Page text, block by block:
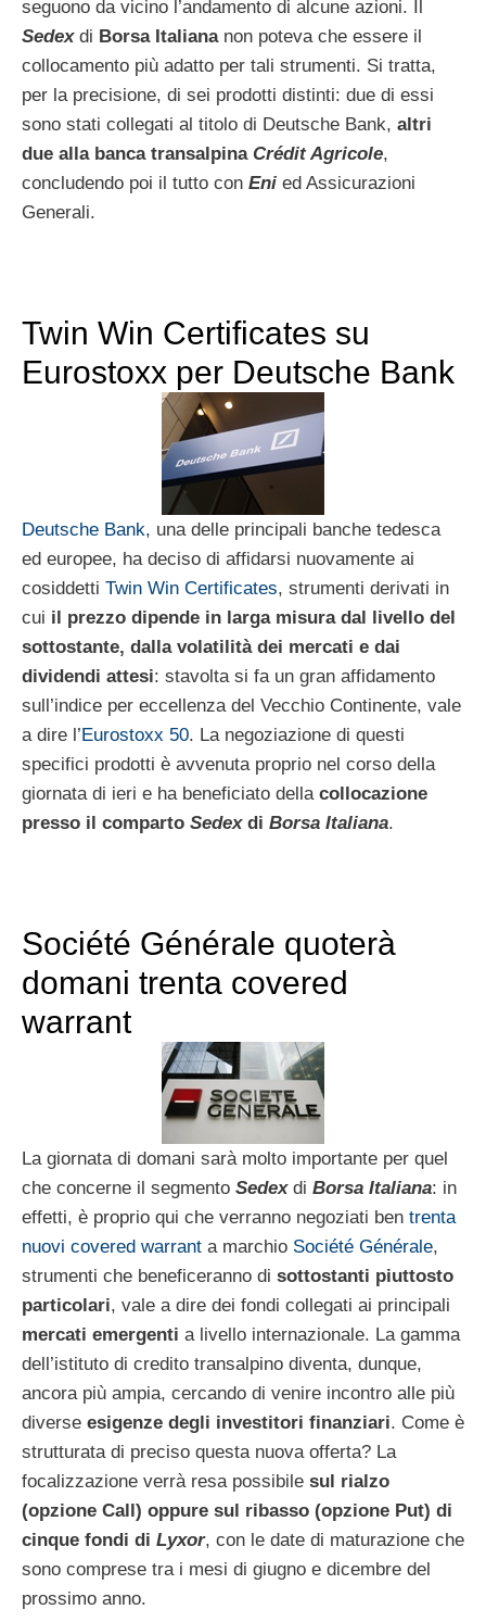
seguono da vicino l’andamento di alcune azioni. Il
Sedexdi Borsa Italiananon poteva che essere il
collocamento più adatto per tali strumenti. Si tratta,
per la precisione, di sei prodotti distinti: due di essi
sono stati collegati al titolo di Deutsche Bank, altri
due alla banca transalpina Crédit Agricole,
concludendo poi il tutto con Eni ed Assicurazioni
Generali.
Twin Win Certificates su
Eurostoxx per Deutsche Bank
Deutsche Bank, una delle principali banche tedesca
ed europee, ha deciso di affidarsi nuovamente ai
cosiddetti Twin Win Certificates, strumenti derivati in
cui il prezzo dipende in larga misura dal livello del
sottostante, dalla volatilità dei mercati e dai
dividendi attesi: stavolta si fa un gran affidamento
sull’indice per eccellenza del Vecchio Continente, vale
a dire l’Eurostoxx 50. La negoziazione di questi
specifici prodotti è avvenuta proprio nel corso della
giornata di ieri e ha beneficiato della collocazione
presso il comparto Sedexdi Borsa Italiana.
Société Générale quoterà
domani trenta covered
warrant
La giornata di domani sarà molto importante per quel
che concerne il segmento Sedexdi Borsa Italiana: in
effetti, è proprio qui che verranno negoziati ben trenta
nuovi covered warrant a marchio Société Générale,
strumenti che beneficeranno di sottostanti piuttosto
particolari, vale a dire dei fondi collegati ai principali
mercati emergenti a livello internazionale. La gamma
dell’istituto di credito transalpino diventa, dunque,
ancora più ampia, cercando di venire incontro alle più
diverse esigenze degli investitori finanziari. Come è
strutturata di preciso questa nuova offerta? La
focalizzazione verrà resa possibile sul rialzo
(opzione Call) oppure sul ribasso (opzione Put) di
cinque fondi di Lyxor, con le date di maturazione che
sono comprese tra i mesi di giugno e dicembre del
prossimo anno.